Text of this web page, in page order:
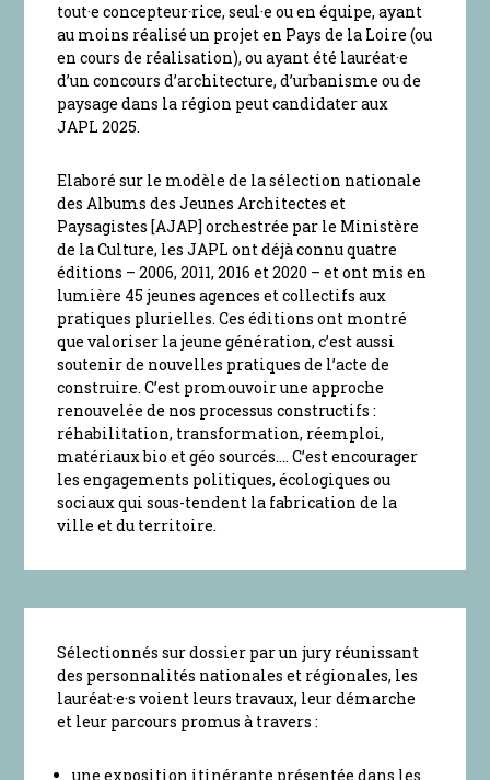
tout·e concepteur·rice, seul·e ou en équipe, ayant
au moins réalisé un projet en Pays de la Loire (ou
en cours de réalisation), ou ayant été lauréat·e
d’un concours d’architecture, d’urbanisme ou de
paysage dans la région peut candidater aux
JAPL 2025.
Elaboré sur le modèle de la sélection nationale
des Albums des Jeunes Architectes et
Paysagistes [AJAP] orchestrée par le Ministère
de la Culture, les JAPL ont déjà connu quatre
éditions – 2006, 2011, 2016 et 2020 – et ont mis en
lumière 45 jeunes agences et collectifs aux
pratiques plurielles. Ces éditions ont montré
que valoriser la jeune génération, c’est aussi
soutenir de nouvelles pratiques de l’acte de
construire. C’est promouvoir une approche
renouvelée de nos processus constructifs :
réhabilitation, transformation, réemploi,
matériaux bio et géo sourcés…. C’est encourager
les engagements politiques, écologiques ou
sociaux qui sous-tendent la fabrication de la
ville et du territoire.
Sélectionnés sur dossier par un jury réunissant
des personnalités nationales et régionales, les
lauréat·e·s voient leurs travaux, leur démarche
et leur parcours promus à travers :
uneexposition itinérante présentée dans les